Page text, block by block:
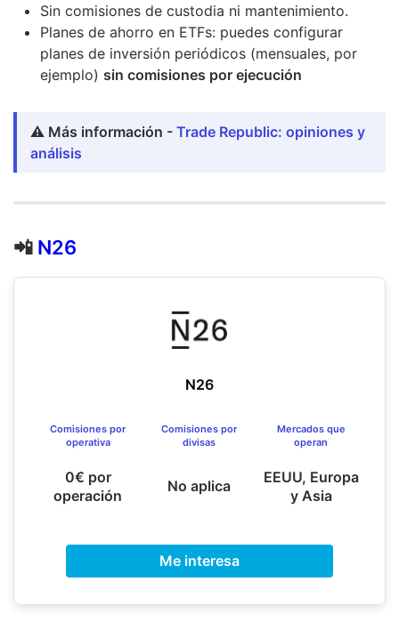
Sin comisiones de custodia ni mantenimiento.
Planes de ahorro en ETFs: puedes configurar
planes de inversión periódicos (mensuales, por
ejemplo) sin comisiones por ejecución
⚠️ Más información - Trade Republic: opiniones y
análisis
📲 N26
N26
Comisiones por
operativa
0€ por
operación
Comisiones por
divisas
No aplica
Mercados que
operan
EEUU, Europa
y Asia
Me interesa